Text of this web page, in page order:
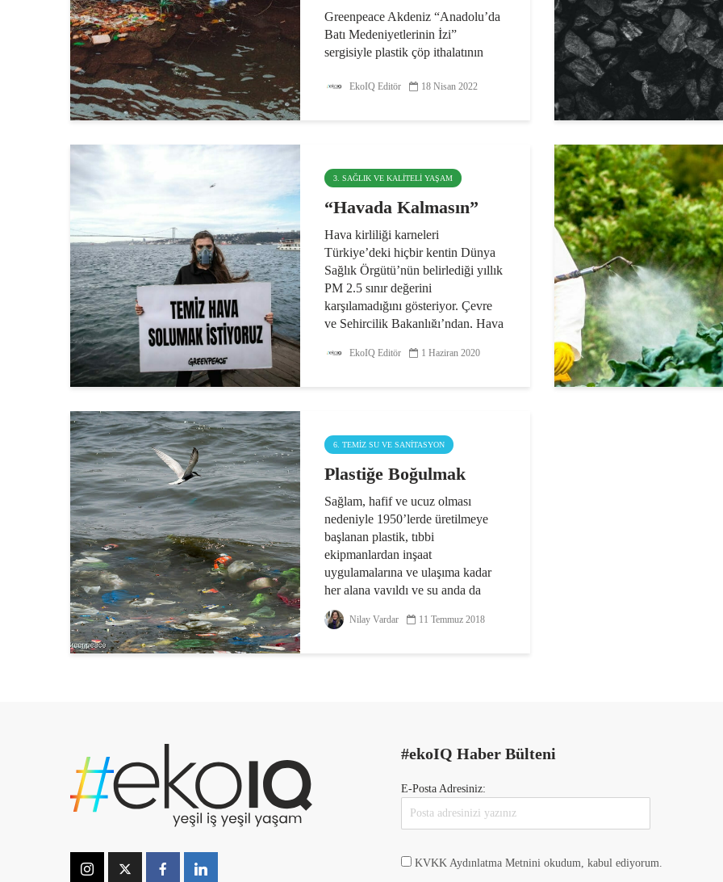
Greenpeace Akdeniz “Anadolu’da
Batı Medeniyetlerinin İzi”
sergisiyle plastik çöp ithalatının
dönüşümsüz etkisini, Adana’da bu
EkoIQ Editör 18 Nisan 2022
3. SAĞLIK VE KALITELI YAŞAM
“Havada Kalmasın”
Hava kirliliği karneleri
Türkiye’deki hiçbir kentin Dünya
Sağlık Örgütü’nün belirlediği yıllık
PM 2.5 sınır değerini
karşılamadığını gösteriyor. Çevre
ve Şehircilik Bakanlığı’ndan, Hava
EkoIQ Editör 1 Haziran 2020
6. TEMIZ SU VE SANITASYON
Plastiğe Boğulmak
Sağlam, hafif ve ucuz olması
nedeniyle 1950’lerde üretilmeye
başlanan plastik, tıbbi
ekipmanlardan inşaat
uygulamalarına ve ulaşıma kadar
her alana yayıldı ve şu anda da
hayatımızın vazgeçilmez bir
parçasını oluşturuyor...
Nilay Vardar 11 Temmuz 2018
#ekoIQ Haber Bülteni
E-Posta Adresiniz:
KVKK Aydınlatma Metnini okudum, kabul ediyorum.